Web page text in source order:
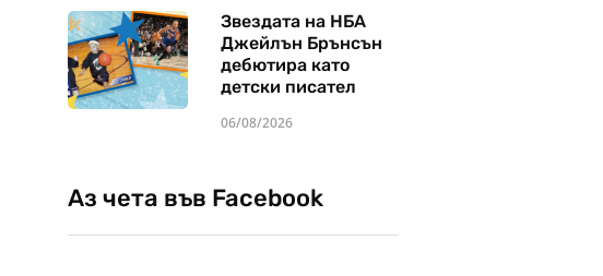
Звездата на НБА
Джейлън Брънсън
дебютира като
детски писател
06/08/2026
Аз чета във Facebook